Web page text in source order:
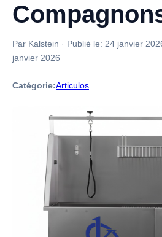
Par Kalstein · Publié le: 24 janvier
janvier 2026
Catégorie:Articulos